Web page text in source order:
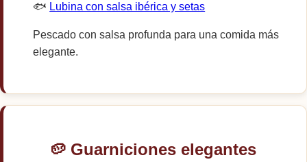
🐟 Lubina con salsa ibérica y setas
Pescado con salsa profunda para una comida más
elegante.
🥔 Guarniciones elegantes